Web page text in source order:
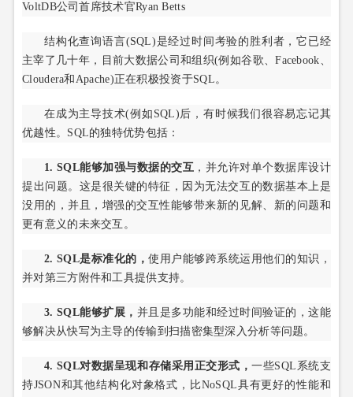
VoltDB公司首席技术官Ryan Betts
结构化查询语言(SQL)是经过时间考验的胜利者，它已经
主宰了几十年，目前大数据公司和组织(例如谷歌、Facebook、
Cloudera和Apache)正在积极投资于SQL。
在成为主导技术(例如SQL)后，有时候我们很容易忘记其
优越性。SQL的独特优势包括：
1. SQL能够加强与数据的交互 ，并允许对单个数据库设计
提出问题。这是很关键的特征，因为无法交互的数据基本上是
没用的，并且，增强的交互性能够带来新的见解、新的问题和
更有意义的未来交互。
2. SQL是标准化的，使用户能够跨系统运用他们的知识，
并对第三方附件和工具提供支持。
3. SQL能够扩展， 并且是多功能和经过时间验证的，这能
够解决从快写为主导的传输到扫描密集型深入分析等问题。
4. SQL对数据呈现和存储采用正交形式，一些SQL系统支
持JSON和其他结构化对象格式，比NoSQL具有更好的性能和